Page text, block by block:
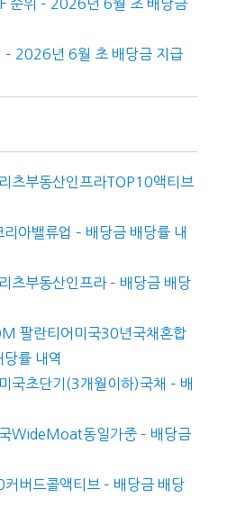
순위 – 2026년 6월 초 배당금
– 2026년 6월 초 배당금 지급
츠부동산인프라TOP10액티브
리아밸류업 – 배당금 배당률 내
츠부동산인프라 – 배당금 배당
팔란티어미국30년국채혼합
률 내역
국초단기(3개월이하)국채 – 배
WideMoat동일가중 – 배당금
버드콜액티브 – 배당금 배당